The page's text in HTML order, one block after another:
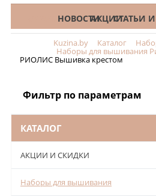
КАТАЛОГНОВОСТИАКЦИИСТАТЬИ
Kuzina.by Каталог
Наборы для вышивания
РИОЛИС Вышивка крестом
Фильтр по параметрам
КАТАЛОГ
АКЦИИ И СКИДКИ
Наборы для вышивания